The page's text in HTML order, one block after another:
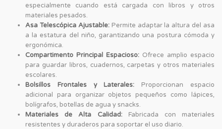
especialmente cuando está cargada con libros y otros
materiales pesados.
Asa Telescópica Ajustable:Permite adaptar la altura del asa
a la estatura del niño, garantizando una postura cómoda y
ergonómica.
Compartimento Principal Espacioso: Ofrece amplio espacio
para guardar libros, cuadernos, carpetas y otros materiales
escolares.
Bolsillos Frontales y Laterales: Proporcionan espacio
adicional para organizar objetos pequeños como lápices,
bolígrafos, botellas de agua y snacks.
Materiales de Alta Calidad:Fabricada con materiales
resistentes y duraderos para soportar el uso diario.